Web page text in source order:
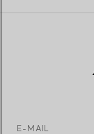
E-MAIL